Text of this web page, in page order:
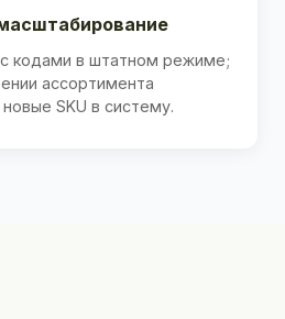
кодами в штатном режиме;
ассортимента
SKU в систему.